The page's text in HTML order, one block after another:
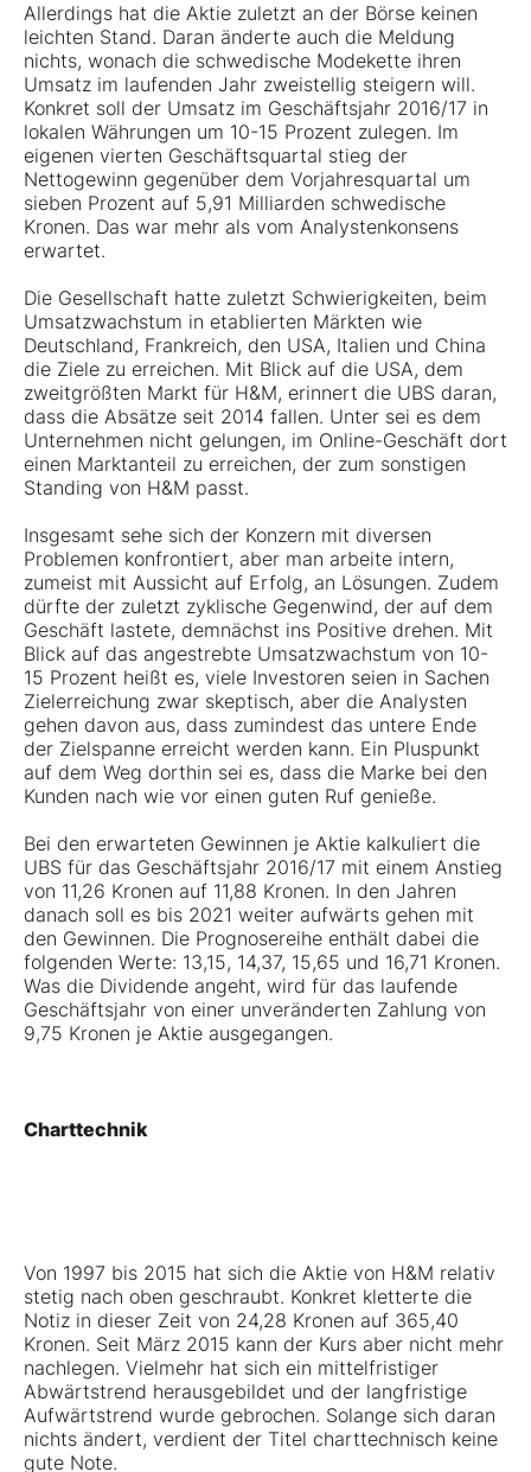
Allerdings hat die Aktie zuletzt an der Börse keinen
leichten Stand. Daran änderte auch die Meldung
nichts, wonach die schwedische Modekette ihren
Umsatz im laufenden Jahr zweistellig steigern will.
Konkret soll der Umsatz im Geschäftsjahr 2016/17 in
lokalen Währungen um 10-15 Prozent zulegen. Im
eigenen vierten Geschäftsquartal stieg der
Nettogewinn gegenüber dem Vorjahresquartal um
sieben Prozent auf 5,91 Milliarden schwedische
Kronen. Das war mehr als vom Analystenkonsens
erwartet.
Die Gesellschaft hatte zuletzt Schwierigkeiten, beim
Umsatzwachstum in etablierten Märkten wie
Deutschland, Frankreich, den USA, Italien und China
die Ziele zu erreichen. Mit Blick auf die USA, dem
zweitgrößten Markt für H&M, erinnert die UBS daran,
dass die Absätze seit 2014 fallen. Unter sei es dem
Unternehmen nicht gelungen, im Online-Geschäft dort
einen Marktanteil zu erreichen, der zum sonstigen
Standing von H&M passt.
Insgesamt sehe sich der Konzern mit diversen
Problemen konfrontiert, aber man arbeite intern,
zumeist mit Aussicht auf Erfolg, an Lösungen. Zudem
dürfte der zuletzt zyklische Gegenwind, der auf dem
Geschäft lastete, demnächst ins Positive drehen. Mit
Blick auf das angestrebte Umsatzwachstum von 10-
15 Prozent heißt es, viele Investoren seien in Sachen
Zielerreichung zwar skeptisch, aber die Analysten
gehen davon aus, dass zumindest das untere Ende
der Zielspanne erreicht werden kann. Ein Pluspunkt
auf dem Weg dorthin sei es, dass die Marke bei den
Kunden nach wie vor einen guten Ruf genieße.
Bei den erwarteten Gewinnen je Aktie kalkuliert die
UBS für das Geschäftsjahr 2016/17 mit einem Anstieg
von 11,26 Kronen auf 11,88 Kronen. In den Jahren
danach soll es bis 2021 weiter aufwärts gehen mit
den Gewinnen. Die Prognosereihe enthält dabei die
folgenden Werte: 13,15, 14,37, 15,65 und 16,71 Kronen.
Was die Dividende angeht, wird für das laufende
Geschäftsjahr von einer unveränderten Zahlung von
9,75 Kronen je Aktie ausgegangen.
Charttechnik
Von 1997 bis 2015 hat sich die Aktie von H&M relativ
stetig nach oben geschraubt. Konkret kletterte die
Notiz in dieser Zeit von 24,28 Kronen auf 365,40
Kronen. Seit März 2015 kann der Kurs aber nicht mehr
nachlegen. Vielmehr hat sich ein mittelfristiger
Abwärtstrend herausgebildet und der langfristige
Aufwärtstrend wurde gebrochen. Solange sich daran
nichts ändert, verdient der Titel charttechnisch keine
gute Note.